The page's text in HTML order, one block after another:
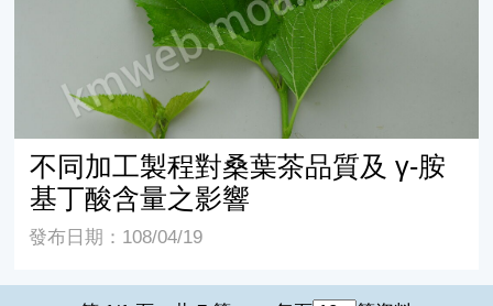
不同加工製程對桑葉茶品質及 γ-胺
基丁酸含量之影響
發布日期：108/04/19